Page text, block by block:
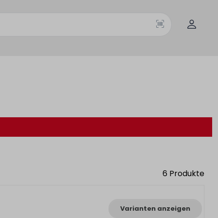
6 Produkte
Varianten anzeigen